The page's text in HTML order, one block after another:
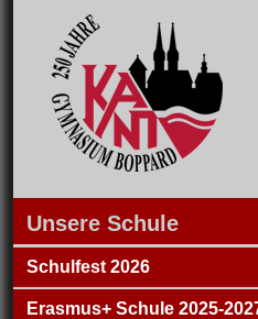
Unsere Schule
Schulfest 2026
Erasmus+ Schule 2025-